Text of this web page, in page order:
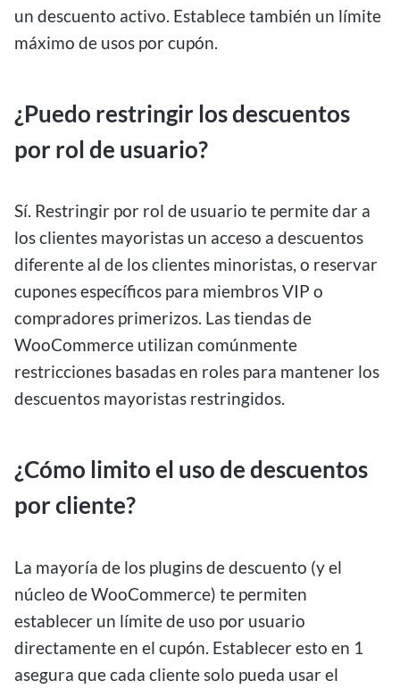
un descuento activo. Establece también un límite
máximo de usos por cupón.
¿Puedo restringir los descuentos
por rol de usuario?
Sí. Restringir por rol de usuario te permite dar a
los clientes mayoristas un acceso a descuentos
diferente al de los clientes minoristas, o reservar
cupones específicos para miembros VIP o
compradores primerizos. Las tiendas de
WooCommerce utilizan comúnmente
restricciones basadas en roles para mantener los
descuentos mayoristas restringidos.
¿Cómo limito el uso de descuentos
por cliente?
La mayoría de los plugins de descuento (y el
núcleo de WooCommerce) te permiten
establecer un límite de uso por usuario
directamente en el cupón. Establecer esto en 1
asegura que cada cliente solo pueda usar el